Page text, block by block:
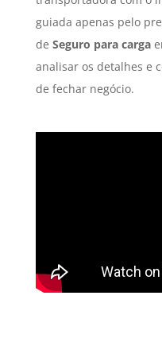
guiada apenas pelo
de Seguro para carga
analisar os detalhes e
de fechar negócio.